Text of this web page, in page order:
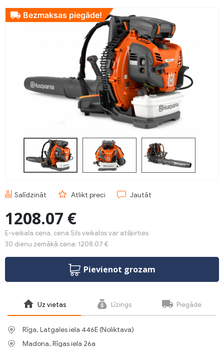
Bezmaksas piegāde!
Salīdzināt Atlikt preci Jautāt
1208.07 €
E-veikala cena, cena Sils veikalos var atšķirties
30 dienu zemākā cena: 1208.07 €
Pievienot grozam
Uz vietas Līzings Piegāde
Rīga, Latgales iela 446E (Noliktava)
Madona, Rīgas iela 26a